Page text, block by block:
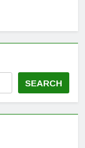
SEARCH